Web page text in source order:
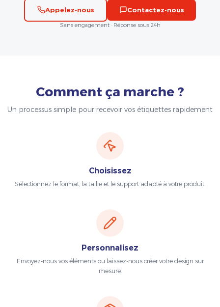
Appelez-nous Contactez-nous
Sans engagement · Réponse sous 24h
Comment ça marche ?
Un processus simple pour recevoir vos étiquettes rapidement
Choisissez
Sélectionnez le format, la taille et le support adapté à votre produit.
Personnalisez
Envoyez-nous vos éléments ou laissez-nous créer votre design sur
mesure.